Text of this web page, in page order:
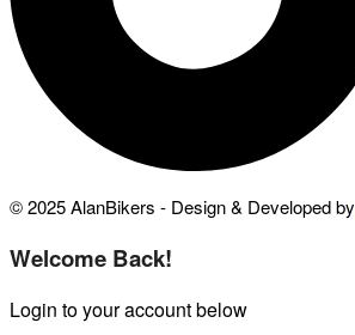
© 2025 AlanBikers - Design & Developed by
Welcome Back!
Login to your account below